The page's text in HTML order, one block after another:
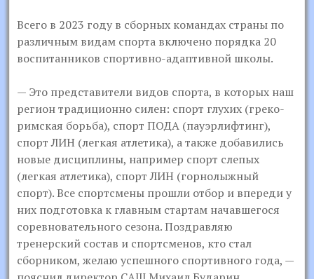
Всего в 2023 году в сборных командах страны по
различным видам спорта включено порядка 20
воспитанников спортивно-адаптивной школы.
— Это представители видов спорта, в которых наш
регион традиционно силен: спорт глухих (греко-
римская борьба), спорт ПОДА (пауэрлифтинг),
спорт ЛИН (легкая атлетика), а также добавились
новые дисциплины, например спорт слепых
(легкая атлетика), спорт ЛИН (горнолыжный
спорт). Все спортсмены прошли отбор и впереди у
них подготовка к главным стартам начавшегося
соревновательного сезона. Поздравляю
тренерский состав и спортсменов, кто стал
сборником, желаю успешного спортивного года, —